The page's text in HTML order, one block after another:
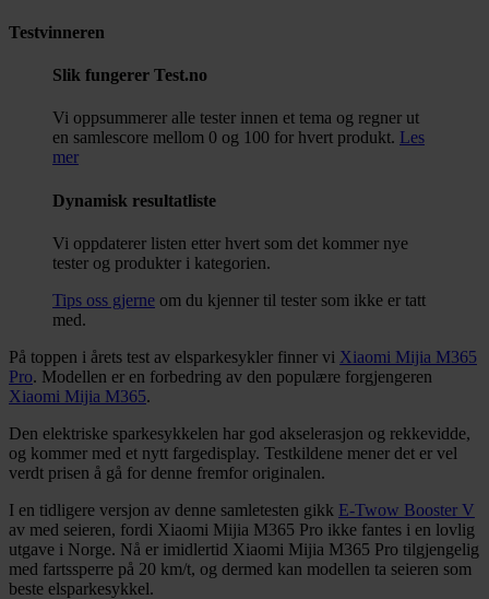
Testvinneren
Slik fungerer Test.no
Vi oppsummerer alle tester innen et tema og regner ut
en samlescore mellom 0 og 100 for hvert produkt. Les
mer
Dynamisk resultatliste
Vi oppdaterer listen etter hvert som det kommer nye
tester og produkter i kategorien.
Tips oss gjerne om du kjenner til tester som ikke er tatt
med.
På toppen i årets test av elsparkesykler finner vi Xiaomi Mijia M365
Pro. Modellen er en forbedring av den populære forgjengeren
Xiaomi Mijia M365.
Den elektriske sparkesykkelen har god akselerasjon og rekkevidde,
og kommer med et nytt fargedisplay. Testkildene mener det er vel
verdt prisen å gå for denne fremfor originalen.
I en tidligere versjon av denne samletesten gikk E-Twow Booster V
av med seieren, fordi Xiaomi Mijia M365 Pro ikke fantes i en lovlig
utgave i Norge. Nå er imidlertid Xiaomi Mijia M365 Pro tilgjengelig
med fartssperre på 20 km/t, og dermed kan modellen ta seieren som
beste elsparkesykkel.